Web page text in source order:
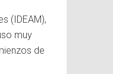
(IDEAM),
muy
de